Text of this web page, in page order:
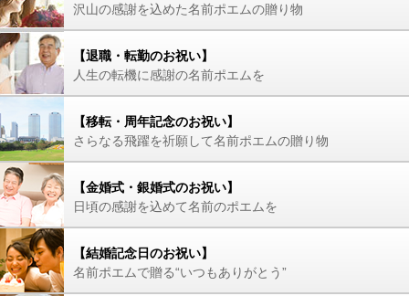
沢山の感謝を込めた名前ポエムの贈り物
【退職・転勤のお祝い】
人生の転機に感謝の名前ポエムを
【移転・周年記念のお祝い】
さらなる飛躍を祈願して名前ポエムの贈り物
【金婚式・銀婚式のお祝い】
日頃の感謝を込めて名前のポエムを
【結婚記念日のお祝い】
名前ポエムで贈る“いつもありがとう”